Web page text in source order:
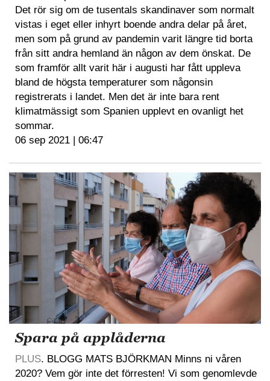
Det rör sig om de tusentals skandinaver som normalt
vistas i eget eller inhyrt boende andra delar på året,
men som på grund av pandemin varit längre tid borta
från sitt andra hemland än någon av dem önskat. De
som framför allt varit här i augusti har fått uppleva
bland de högsta temperaturer som någonsin
registrerats i landet. Men det är inte bara rent
klimatmässigt som Spanien upplevt en ovanligt het
sommar.
06 sep 2021 | 06:47
Spara på applåderna
PLUS. BLOGG MATS BJÖRKMAN Minns ni våren
2020? Vem gör inte det förresten! Vi som genomlevde